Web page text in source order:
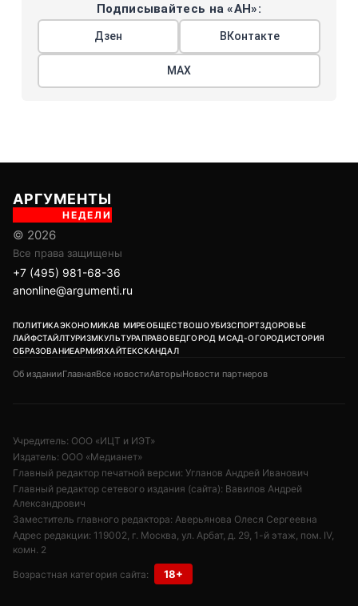
Подписывайтесь на «АН»:
Дзен ВКонтакте
МАХ
АРГУМЕНТЫ
НЕДЕЛИ
© 2026
Все права защищены
+7 (495) 981-68-36
anonline@argumenti.ru
ПОЛИТИКАЭКОНОМИКАВ МИРЕОБЩЕСТВОШОУБИЗСПОРТЗДОРОВЬЕ
ЛАЙФСТАЙЛТУРИЗМКУЛЬТУРАПРАВОВЕДГОРОД МСАД-ОГОРОДИСТОРИЯ
ОБРАЗОВАНИЕАРМИЯХАЙТЕКСКАНДАЛ
Об изданииГлавнаяВсе новостиАвторыНовости партнеров
Учредитель: ООО «ИЦТ и ИЭТ»
Издатель: ООО «Медианет»
Главный редактор печатной версии: Угланов Андрей Иванович
Главный редактор сетевого издания (сайта): Вавилов Андрей
Александрович
Заместитель главного редактора: Аверьянова Олеся Сергеевна
Адрес редакции: 119002, г. Москва, ул. Арбат, д. 29, 1-й этаж, пом. IV,
комн. 2
Возрастная категория сайта: 18+